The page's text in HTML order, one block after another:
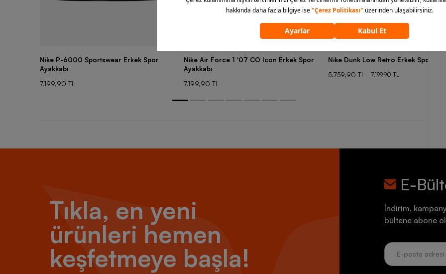
Nike P-6000 Sportswear Erkek Spor
Ayakkabı
7.199,90 TL
Nike Air Force 1 '07 CO Icon Erkek Spor
Ayakkabı
7.199,90 TL
Nike Dunk Low Retro Erkek Spor
5.759,90 TL
7.199,90 TL
Tıkla, en yeni
ürünleri hemen
keşfetmeye başla!
E-
İndirim,
bültene abone